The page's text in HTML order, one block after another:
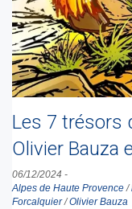
Les 7 trésors
Olivier Bauza
06/12/2024 -
Alpes de Haute Provence/
Forcalquier/Olivier Bauza